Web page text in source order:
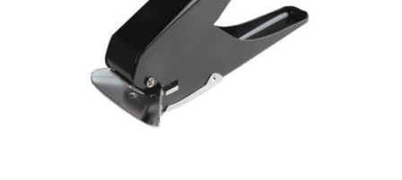
Artículos Varios
Facturación
Listas de Precios